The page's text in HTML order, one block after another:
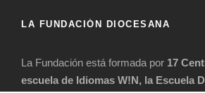
LA FUNDACIÓN DIOCESANA
La Fundación está formada por 17
escuela de Idiomas W!N, la Escuela